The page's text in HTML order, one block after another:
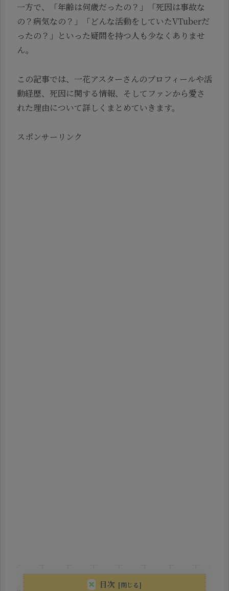
一方で、「年齢は何歳だったの？」「死因は事故な
の？病気なの？」「どんな活動をしていたVTuberだ
ったの？」といった疑問を持つ人も少なくありませ
ん。
この記事では、一花アスターさんのプロフィールや活
動経歴、死因に関する情報、そしてファンから愛さ
れた理由について詳しくまとめていきます。
スポンサーリンク
目次